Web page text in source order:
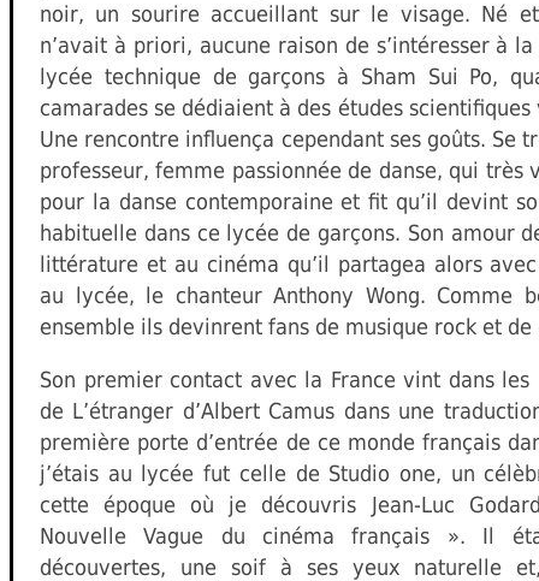
noir, un sourire accueillant sur le visage. Né
n’avait à priori, aucune raison de s’intéresser à
lycée technique de garçons à Sham Sui Po,
camarades se dédiaient à des études
Une rencontre influença cependant ses goûts. Se
professeur, femme passionnée de danse, qui
pour la danse contemporaine et fit qu’il devint
habituelle dans ce lycée de garçons. Son amour
littérature et au cinéma qu’il partagea alors
au lycée, le chanteur Anthony Wong. Comme
ensemble ils devinrent fans de musique rock et de
Son premier contact avec la France vint dans
de L’étranger d’Albert Camus dans une
première porte d’entrée de ce monde français
j’étais au lycée fut celle de Studio one, un
cette époque où je découvris Jean-Luc
Nouvelle Vague du cinéma français ». Il
découvertes, une soif à ses yeux naturelle